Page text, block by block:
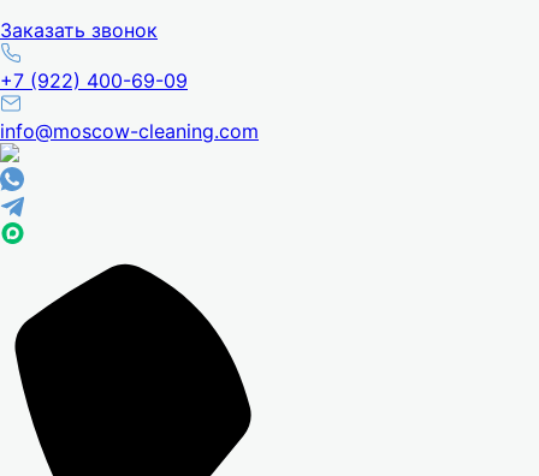
Заказать звонок
+7 (922) 400-69-09
info@moscow-cleaning.com